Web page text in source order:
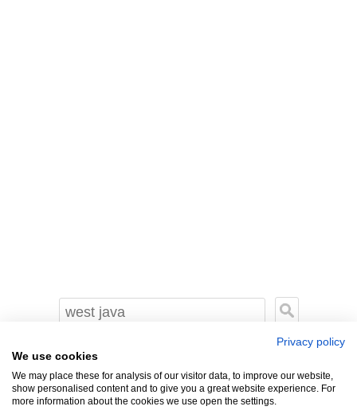
Privacy policy
We use cookies
We may place these for analysis of our visitor data, to improve our website,
show personalised content and to give you a great website experience. For
more information about the cookies we use open the settings.